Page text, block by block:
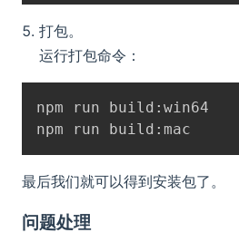
打包。
运行打包命令：
npm run build:win64
最后我们就可以得到安装包了。
问题处理